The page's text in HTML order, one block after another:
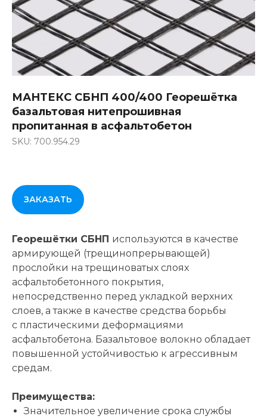
МАНТЕКС СБНП 400/400 Георешётка
базальтовая нитепрошивная
пропитанная в асфальтобетон
SKU: 700.954.29
ЗАКАЗАТЬ
Георешётки СБНП используются в качестве
армирующей (трещинопрерывающей)
прослойки на трещиноватых слоях
асфальтобетонного покрытия,
непосредственно перед укладкой верхних
слоев, а также в качестве средства борьбы
с пластическими деформациями
асфальтобетона. Базальтовое волокно обладает
повышенной устойчивостью к агрессивным
средам.
Преимущества:
Значительное увеличение срока службы